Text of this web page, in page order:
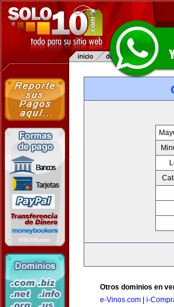
Otros dominios en
e-Vinos.com
i-